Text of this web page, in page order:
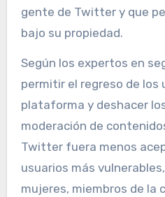
gente de Twitter y que
bajo su propiedad.
Según los expertos en
permitir el regreso de los
plataforma y deshacer
moderación de
Twitter fuera menos
usuarios más
mujeres, miembros de la